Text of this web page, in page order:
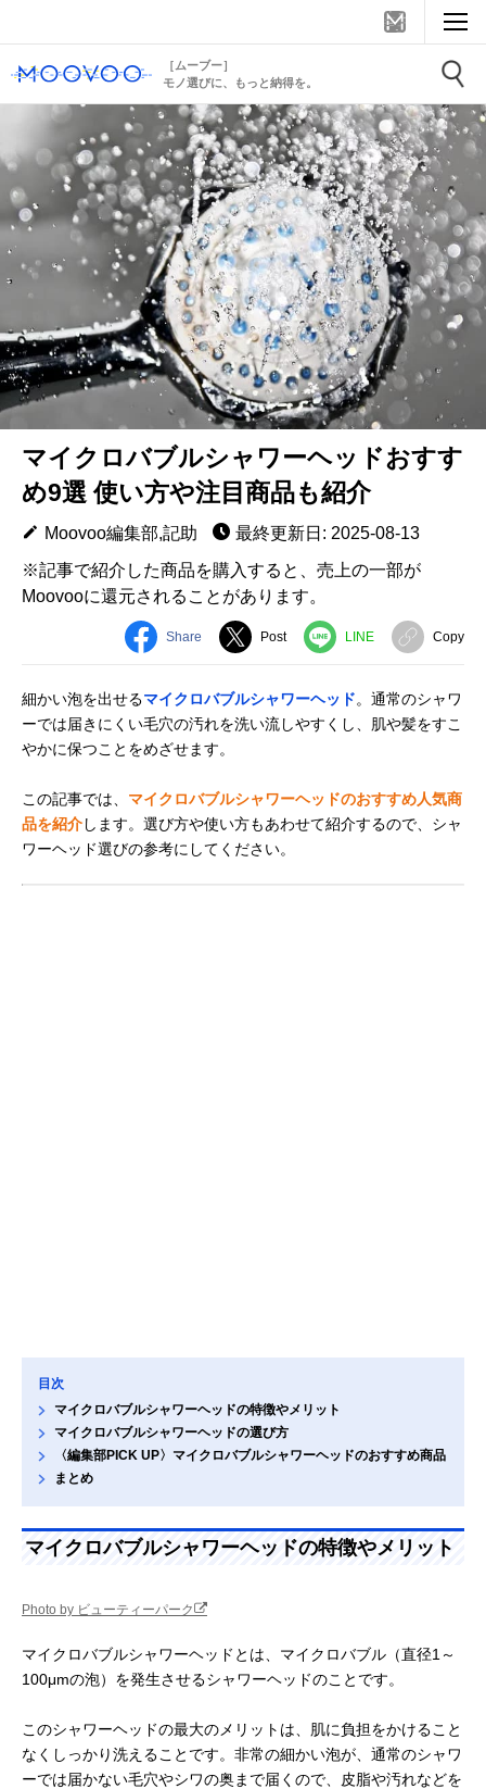
［ムーブー］
モノ選びに、もっと納得を。
マイクロバブルシャワーヘッドおすす
め9選 使い方や注目商品も紹介
Moovoo編集部,記助
最終更新日: 2025-08-13
※記事で紹介した商品を購入すると、売上の一部が
Moovooに還元されることがあります。
Share Post LINE Copy
細かい泡を出せるマイクロバブルシャワーヘッド。通常のシャワ
ーでは届きにくい毛穴の汚れを洗い流しやすくし、肌や髪をすこ
やかに保つことをめざせます。
この記事では、 マイクロバブルシャワーヘッドのおすすめ人気商
品を紹介します。選び方や使い方もあわせて紹介するので、シャ
ワーヘッド選びの参考にしてください。
目次
マイクロバブルシャワーヘッドの特徴やメリット
マイクロバブルシャワーヘッドの選び方
〈編集部PICK UP〉マイクロバブルシャワーヘッドのおすすめ商品
まとめ
マイクロバブルシャワーヘッドの特徴やメリット
Photo by ビューティーパーク
マイクロバブルシャワーヘッドとは、マイクロバブル（直径1～
100μmの泡）を発生させるシャワーヘッドのことです。
このシャワーヘッドの最大のメリットは、肌に負担をかけること
なくしっかり洗えることです。非常の細かい泡が、通常のシャワ
ーでは届かない毛穴やシワの奥まで届くので、皮脂や汚れなどを